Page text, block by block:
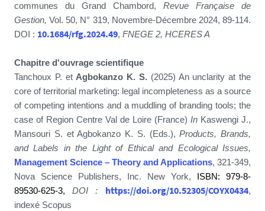
communes du Grand Chambord, Revue Française de
Gestion, Vol. 50, N° 319, Novembre-Décembre 2024, 89-114.
DOI : 10.1684/rfg.2024.49, FNEGE 2, HCERES A
Chapitre d'ouvrage scientifique
Tanchoux P. et Agbokanzo K. S. (2025) An unclarity at the
core of territorial marketing: legal incompleteness as a source
of competing intentions and a muddling of branding tools; the
case of Region Centre Val de Loire (France) In Kaswengi J.,
Mansouri S. et Agbokanzo K. S. (Eds.),Products, Brands,
and Labels in the Light of Ethical and Ecological Issues,
Management Science – Theory and Applications, 321-349,
Nova Science Publishers, Inc. New York,
ISBN: 979-8-
89530-625-3,
DOI : https://doi.org/10.52305/COYX0434,
indexé Scopus